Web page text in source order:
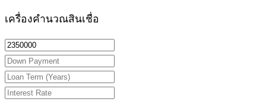
เครื่องคำนวณสินเชื่อ